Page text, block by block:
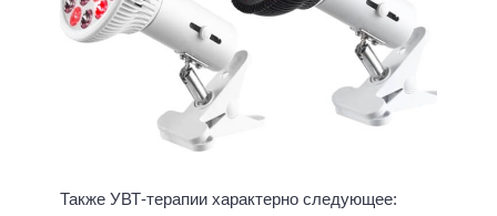
Также УВТ-терапии характерно следующее: